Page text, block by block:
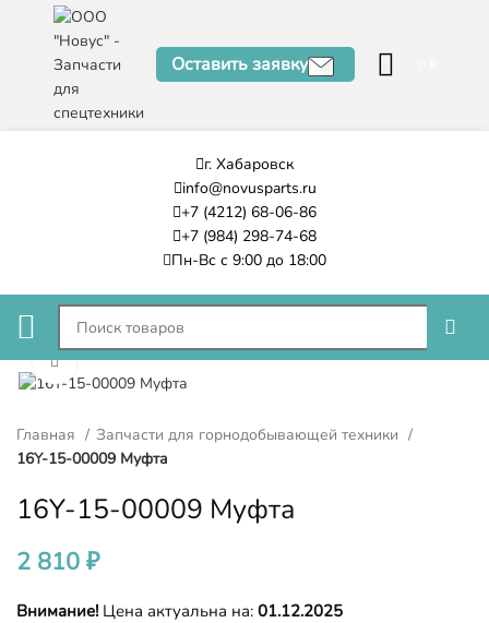
Оставить заявку
г. Хабаровск
info@novusparts.ru
+7 (4212) 68-06-86
+7 (984) 298-74-68
Пн-Вс с 9:00 до 18:00
Нажмите, чтобы увеличить
Главная
Запчасти для горнодобывающей техники
16Y-15-00009 Муфта
16Y-15-00009 Муфта
2 810 ₽
Внимание! Цена актуальна на: 01.12.2025